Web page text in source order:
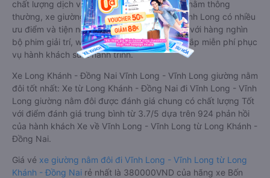
chất lượng dịch vụ vận tải. So với xe giường nằm thông
thường, xe giường nằm đôi đi Vĩnh Long - Vĩnh Long có nhiều
ưu điểm và tiện nghi vượt trội. Màn hình LCD với hàng nghìn
bộ phim giải trí, wifi, và nước uống và chăn đắp miễn phí phục
vụ hành khách suốt hành trình.
Xe Long Khánh - Đồng Nai Vĩnh Long - Vĩnh Long giường nằm
đôi tốt nhất: Xe từ Long Khánh - Đồng Nai đi Vĩnh Long - Vĩnh
Long giường nằm đôi được đánh giá chung có chất lượng Tốt
với điểm đánh giá trung bình từ 3.7/5 dựa trên 924 phản hồi
của hành khách Xe về Vĩnh Long - Vĩnh Long từ Long Khánh -
Đồng Nai.
Giá vé xe giường nằm đôi đi Vĩnh Long - Vĩnh Long từ Long
Khánh - Đồng Nai rẻ nhất là 380000VND của hãng xe Bốn